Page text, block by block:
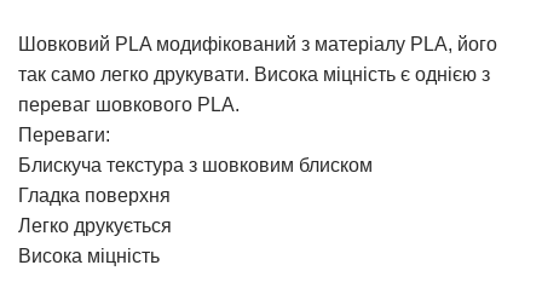
Шовковий PLA модифікований з матеріалу PLA, його
так само легко друкувати. Висока міцність є однією з
переваг шовкового PLA.
Переваги:
Блискуча текстура з шовковим блиском
Гладка поверхня
Легко друкується
Висока міцність